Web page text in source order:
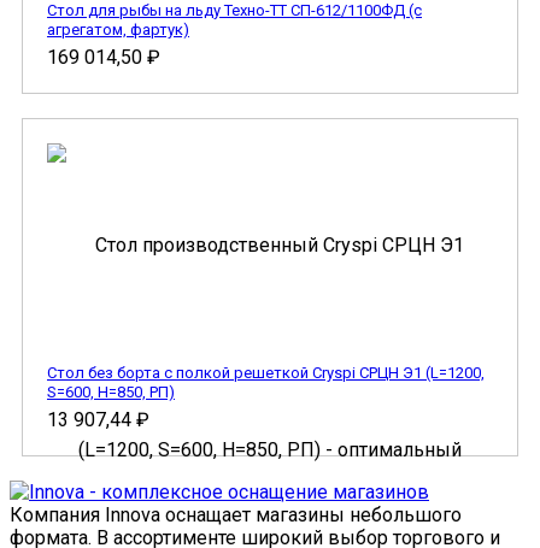
Стол для рыбы на льду Техно-ТТ СП-612/1100ФД (с
агрегатом, фартук)
169 014,50 ₽
Стол без борта с полкой решеткой Cryspi СРЦН Э1 (L=1200,
S=600, H=850, РП)
13 907,44 ₽
Компания Innova оснащает магазины небольшого
формата. В ассортименте широкий выбор торгового и